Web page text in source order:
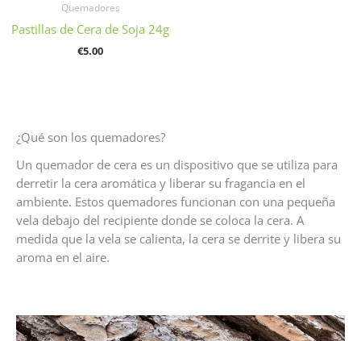
Quemadores
Pastillas de Cera de Soja 24g
€5.00
¿Qué son los quemadores?
Un quemador de cera es un dispositivo que se utiliza para
derretir la cera aromática y liberar su fragancia en el
ambiente. Estos quemadores funcionan con una pequeña
vela debajo del recipiente donde se coloca la cera. A
medida que la vela se calienta, la cera se derrite y libera su
aroma en el aire.